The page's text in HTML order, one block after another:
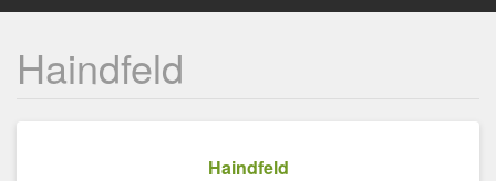
Haindfeld
Haindfeld